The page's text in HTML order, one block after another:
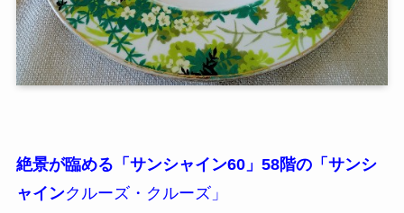
絶景が臨める「サンシャイン60」58階の「サンシ
ャインクルーズ・クルーズ」